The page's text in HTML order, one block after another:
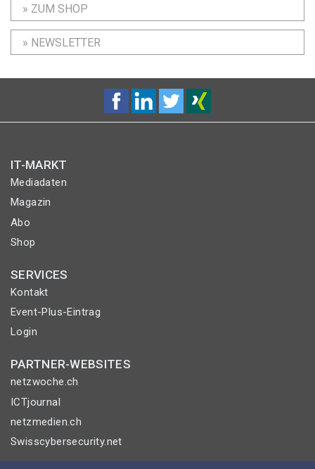
» ZUM SHOP
» NEWSLETTER
IT-MARKT
Mediadaten
Magazin
Abo
Shop
SERVICES
Kontakt
Event-Plus-Eintrag
Login
PARTNER-WEBSITES
netzwoche.ch
ICTjournal
netzmedien.ch
Swisscybersecurity.net